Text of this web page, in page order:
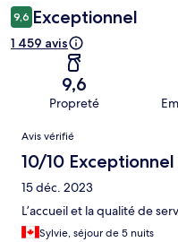
9,6 Exceptionnel
1 459 avis
9,6
Propreté
Avis
Avis vérifié
10/10 Exceptionnel
15 déc. 2023
L’accueil et la qualité de
Sylvie, séjour de 5 nuits